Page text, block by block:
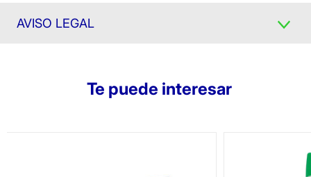
AVISO LEGAL
Te puede interesar